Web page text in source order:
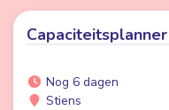
Nog 6 dagen
Stiens